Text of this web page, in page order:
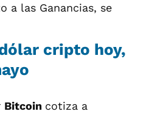
a las Ganancias, se
cripto hoy,
Bitcoin cotiza a